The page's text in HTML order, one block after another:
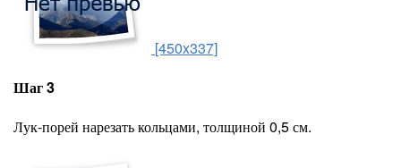
[450x337]
Шаг 3
Лук-порей нарезать кольцами, толщиной 0,5 см.